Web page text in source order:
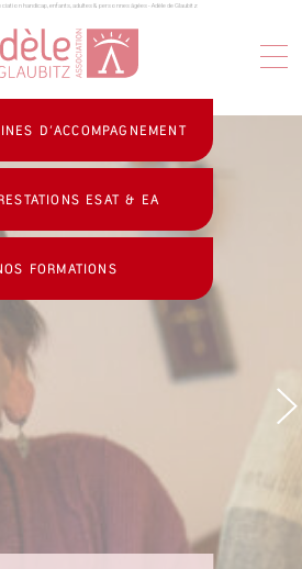
handicap, enfants, adultes & personnes âgées - Adèle de Glaubitz
D’ACCOMPAGNEMENT
ESAT & EA
FORMATIONS